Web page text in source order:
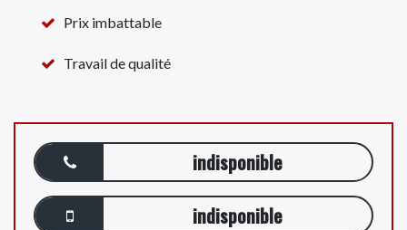
Prix imbattable
Travail de qualité
indisponible
indisponible